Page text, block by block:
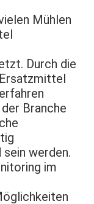
Mühlen
Durch die
Branche
werden.
im